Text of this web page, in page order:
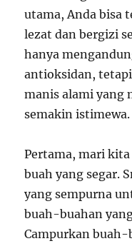
utama, Anda bisa
lezat dan bergizi
hanya
antioksidan,
manis alami yang
semakin istimewa.
Pertama, mari
buah yang segar.
yang sempurna
buah-buahan
Campurkan